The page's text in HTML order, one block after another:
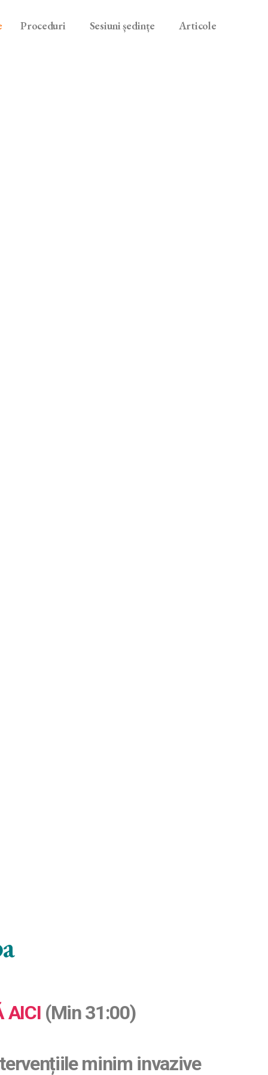
Proceduri Sesiuni ședințe Articole
AICI (Min 31:00)
minim invazive